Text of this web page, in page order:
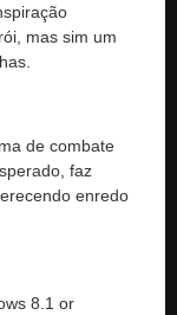
mas sim um
de combate
faz
enredo
8.1 or